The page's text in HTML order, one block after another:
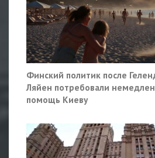
Финский политик после
Ляйен потребовали
помощь Киеву